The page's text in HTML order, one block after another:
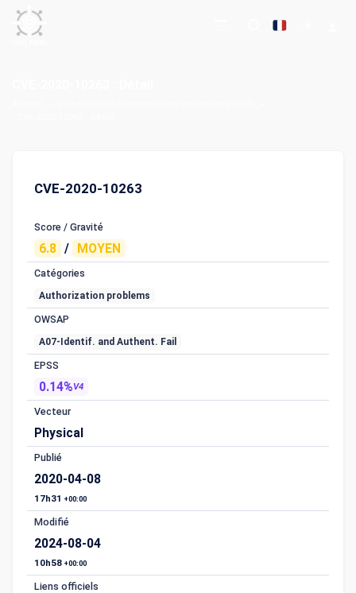
CVE-2020-10263
Score / Gravité
6.8 / MOYEN
Catégories
Authorization problems
OWSAP
A07-Identif. and Authent. Fail
EPSS
0.14%V4
Vecteur
Physical
Publié
2020-04-08
17h31 +00:00
Modifié
2024-08-04
10h58 +00:00
Liens officiels